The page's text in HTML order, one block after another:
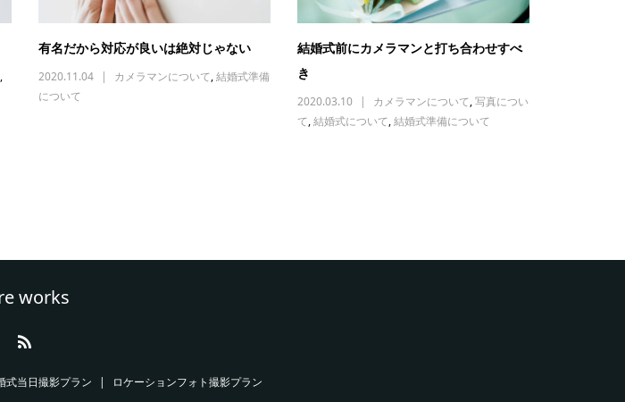
,
有名だから対応が良いは絶対じゃない
2020.11.04 カメラマンについて,結婚式準備
について
結婚式前にカメラマンと打ち合わせすべ
き
2020.03.10 カメラマンについて,写真につい
て,結婚式について,結婚式準備について
works
式当日撮影プラン ロケーションフォト撮影プラン